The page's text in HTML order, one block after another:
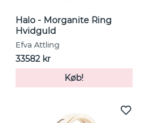
Halo - Morganite Ring
Hvidguld
Efva Attling
33582 kr
Køb!